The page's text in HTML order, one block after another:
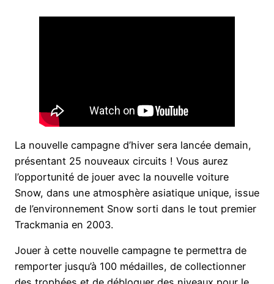
La nouvelle campagne d’hiver sera lancée demain,
présentant 25 nouveaux circuits ! Vous aurez
l’opportunité de jouer avec la nouvelle voiture
Snow, dans une atmosphère asiatique unique, issue
de l’environnement Snow sorti dans le tout premier
Trackmania en 2003.
Jouer à cette nouvelle campagne te permettra de
remporter jusqu’à 100 médailles, de collectionner